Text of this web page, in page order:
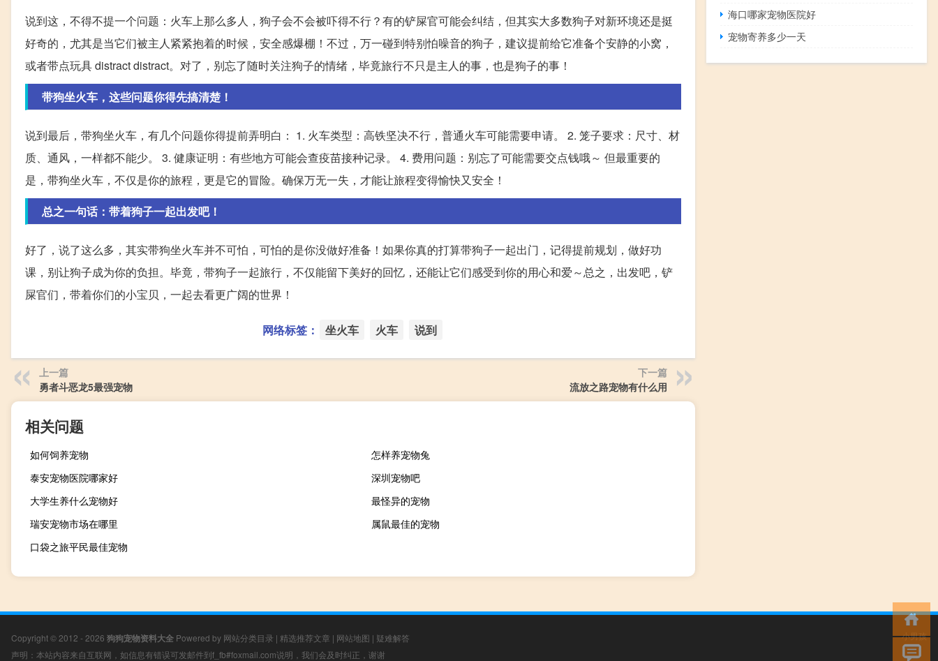
说到这，不得不提一个问题：火车上那么多人，狗子会不会被吓得不行？有的铲屎官可能会纠结，但其实大多数狗子对新环境还是挺
好奇的，尤其是当它们被主人紧紧抱着的时候，安全感爆棚！不过，万一碰到特别怕噪音的狗子，建议提前给它准备个安静的小窝，
或者带点玩具 distract distract。对了，别忘了随时关注狗子的情绪，毕竟旅行不只是主人的事，也是狗子的事！
带狗坐火车，这些问题你得先搞清楚！
说到最后，带狗坐火车，有几个问题你得提前弄明白： 1. 火车类型：高铁坚决不行，普通火车可能需要申请。 2. 笼子要求：尺寸、材
质、通风，一样都不能少。 3. 健康证明：有些地方可能会查疫苗接种记录。 4. 费用问题：别忘了可能需要交点钱哦～ 但最重要的
是，带狗坐火车，不仅是你的旅程，更是它的冒险。确保万无一失，才能让旅程变得愉快又安全！
总之一句话：带着狗子一起出发吧！
好了，说了这么多，其实带狗坐火车并不可怕，可怕的是你没做好准备！如果你真的打算带狗子一起出门，记得提前规划，做好功
课，别让狗子成为你的负担。毕竟，带狗子一起旅行，不仅能留下美好的回忆，还能让它们感受到你的用心和爱～总之，出发吧，铲
屎官们，带着你们的小宝贝，一起去看更广阔的世界！
网络标签： 坐火车 火车 说到
上一篇
勇者斗恶龙5最强宠物
下一篇
流放之路宠物有什么用
相关问题
如何饲养宠物
怎样养宠物兔
泰安宠物医院哪家好
深圳宠物吧
大学生养什么宠物好
最怪异的宠物
瑞安宠物市场在哪里
属鼠最佳的宠物
口袋之旅平民最佳宠物
海口哪家宠物医院好
宠物寄养多少一天
Copyright © 2012 - 2026 狗狗宠物资料大全 Powered by 网站分类目录 | 精选推荐文章 | 网站地图 | 疑难解答
声明：本站内容来自互联网，如信息有错误可发邮件到f_fb#foxmail.com说明，我们会及时纠正，谢谢
小男孩